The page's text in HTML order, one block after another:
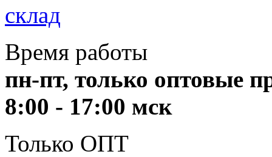
Время работы
пн-пт, только оптовые
8:00 - 17:00 мск
Только ОПТ